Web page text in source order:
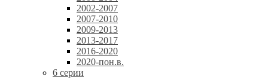
2002-2007
2007-2010
2009-2013
2013-2017
2016-2020
2020-пон.в.
6 серии